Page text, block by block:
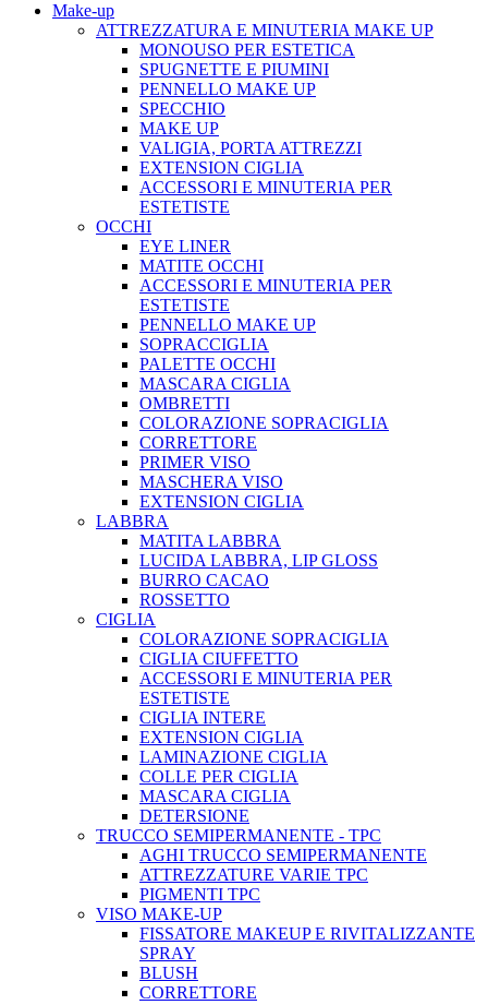
Make-up
ATTREZZATURA E MINUTERIA MAKE UP
MONOUSO PER ESTETICA
SPUGNETTE E PIUMINI
PENNELLO MAKE UP
SPECCHIO
MAKE UP
VALIGIA, PORTA ATTREZZI
EXTENSION CIGLIA
ACCESSORI E MINUTERIA PER
ESTETISTE
OCCHI
EYE LINER
MATITE OCCHI
ACCESSORI E MINUTERIA PER
ESTETISTE
PENNELLO MAKE UP
SOPRACCIGLIA
PALETTE OCCHI
MASCARA CIGLIA
OMBRETTI
COLORAZIONE SOPRACIGLIA
CORRETTORE
PRIMER VISO
MASCHERA VISO
EXTENSION CIGLIA
LABBRA
MATITA LABBRA
LUCIDA LABBRA, LIP GLOSS
BURRO CACAO
ROSSETTO
CIGLIA
COLORAZIONE SOPRACIGLIA
CIGLIA CIUFFETTO
ACCESSORI E MINUTERIA PER
ESTETISTE
CIGLIA INTERE
EXTENSION CIGLIA
LAMINAZIONE CIGLIA
COLLE PER CIGLIA
MASCARA CIGLIA
DETERSIONE
TRUCCO SEMIPERMANENTE - TPC
AGHI TRUCCO SEMIPERMANENTE
ATTREZZATURE VARIE TPC
PIGMENTI TPC
VISO MAKE-UP
FISSATORE MAKEUP E RIVITALIZZANTE
SPRAY
BLUSH
CORRETTORE